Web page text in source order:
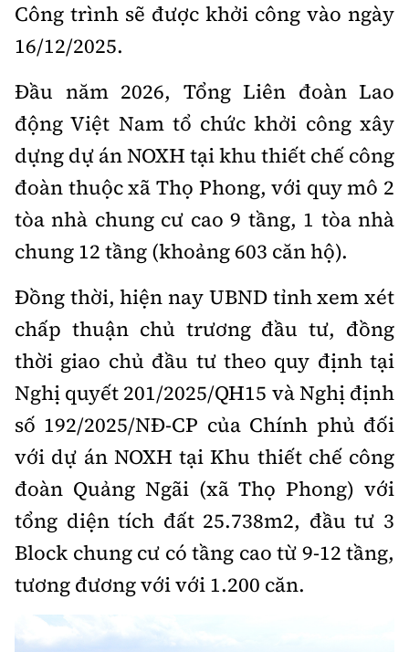
Công trình sẽ được khởi công vào ngày
16/12/2025.
Đầu năm 2026, Tổng Liên đoàn Lao
động Việt Nam tổ chức khởi công xây
dựng dự án NOXH tại khu thiết chế công
đoàn thuộc xã Thọ Phong, với quy mô 2
tòa nhà chung cư cao 9 tầng, 1 tòa nhà
chung 12 tầng (khoảng 603 căn hộ).
Đồng thời, hiện nay UBND tỉnh xem xét
chấp thuận chủ trương đầu tư, đồng
thời giao chủ đầu tư theo quy định tại
Nghị quyết 201/2025/QH15 và Nghị định
số 192/2025/NĐ-CP của Chính phủ đối
với dự án NOXH tại Khu thiết chế công
đoàn Quảng Ngãi (xã Thọ Phong) với
tổng diện tích đất 25.738m2, đầu tư 3
Block chung cư có tầng cao từ 9-12 tầng,
tương đương với với 1.200 căn.